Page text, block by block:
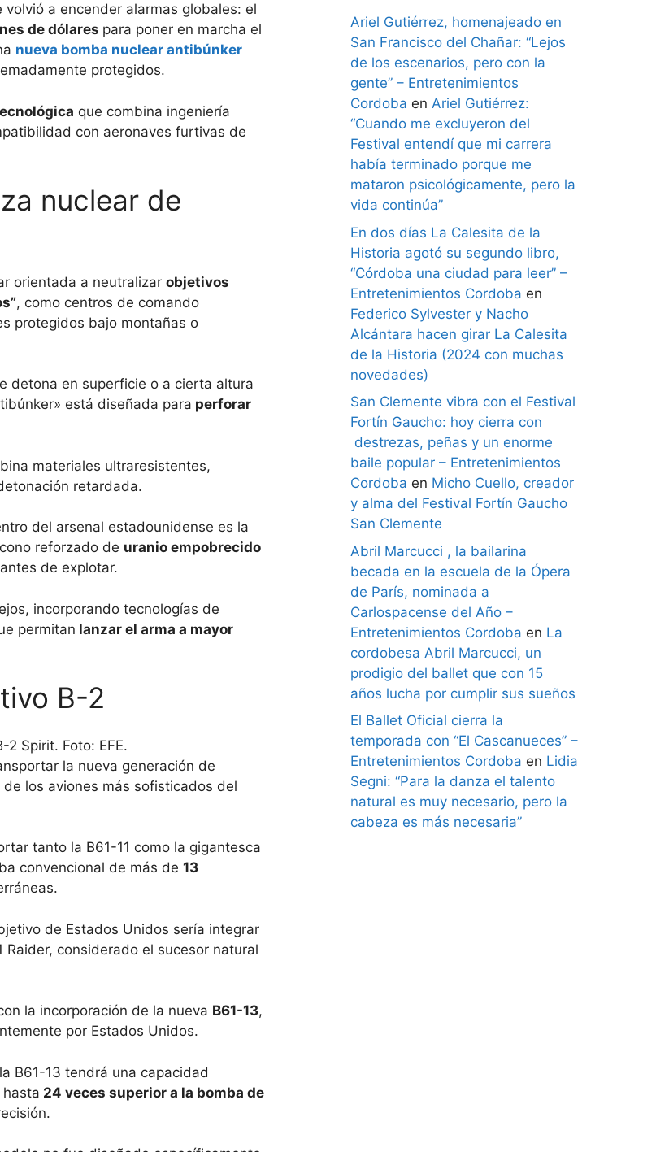
volvió a encender alarmas globales: el
de dólares para poner en marcha el
nueva bomba nuclear antibúnker
protegidos.
que combina ingeniería
con aeronaves furtivas de
nuclear de
orientada a neutralizar objetivos
, como centros de comando
protegidos bajo montañas o
detona en superficie o a cierta altura
está diseñada para perforar
materiales ultraresistentes,
retardada.
del arsenal estadounidense es la
reforzado de uranio empobrecido
de explotar.
incorporando tecnologías de
permitan lanzar el arma a mayor
B-2
la nueva generación de
los aviones más sofisticados del
tanto la B61-11 como la gigantesca
convencional de más de 13
de Estados Unidos sería integrar
considerado el sucesor natural
la incorporación de la nueva B61-13,
por Estados Unidos.
B61-13 tendrá una capacidad
24 veces superior a la bomba de
Ariel Gutiérrez, homenajeado en
San Francisco del Chañar: “Lejos
de los escenarios, pero con la
gente” – Entretenimientos
Cordoba en Ariel Gutiérrez:
“Cuando me excluyeron del
Festival entendí que mi carrera
había terminado porque me
mataron psicológicamente, pero la
vida continúa”
En dos días La Calesita de la
Historia agotó su segundo libro,
“Córdoba una ciudad para leer” –
Entretenimientos Cordoba en
Federico Sylvester y Nacho
Alcántara hacen girar La Calesita
de la Historia (2024 con muchas
novedades)
San Clemente vibra con el Festival
Fortín Gaucho: hoy cierra con
destrezas, peñas y un enorme
baile popular – Entretenimientos
Cordoba en Micho Cuello, creador
y alma del Festival Fortín Gaucho
San Clemente
Abril Marcucci , la bailarina
becada en la escuela de la Ópera
de París, nominada a
Carlospacense del Año –
Entretenimientos Cordoba en La
cordobesa Abril Marcucci, un
prodigio del ballet que con 15
años lucha por cumplir sus sueños
El Ballet Oficial cierra la
temporada con “El Cascanueces” –
Entretenimientos Cordoba en Lidia
Segni: “Para la danza el talento
natural es muy necesario, pero la
cabeza es más necesaria”